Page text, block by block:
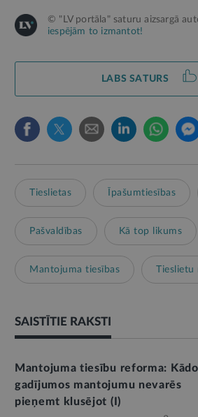
© "LV portāla" saturu aizsargā
iespējām to izmantot!
LABS SATURS
Tieslietas Īpašumtiesības
Pašvaldības Kā top likums
Mantojuma tiesības Tieslietu
SAISTĪTIE RAKSTI
Mantojuma tiesību reforma:
gadījumos mantojumu nevarēs
pieņemt klusējot (I)